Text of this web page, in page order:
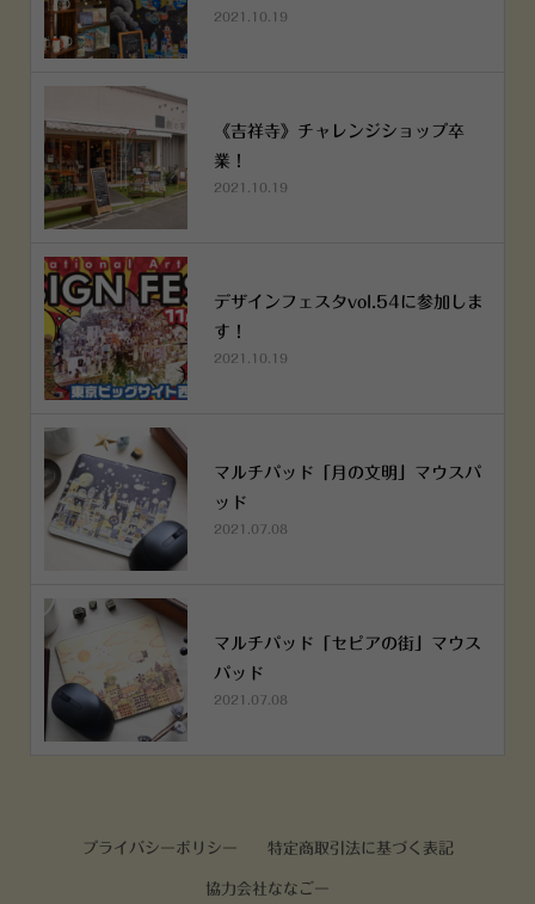
2021.10.19
《吉祥寺》チャレンジショップ卒
業！
2021.10.19
デザインフェスタvol.54に参加しま
す！
2021.10.19
マルチパッド「月の文明」マウスパ
ッド
2021.07.08
マルチパッド「セピアの街」マウス
パッド
2021.07.08
プライバシーポリシー 特定商取引法に基づく表記
協力会社ななごー